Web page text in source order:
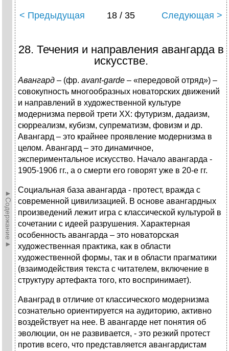
►Содержание►
< Предыдущая 18 / 35 Следующая >
28. Течения и направления авангарда в
искусстве.
Авангард – (фр. аvant-garde – «передовой отряд») –
совокупность многообразных новаторских движений
и направлений в художественной культуре
модернизма первой трети XX: футуризм, дадаизм,
сюрреализм, кубизм, супрематизм, фовизм и др.
Авангард – это крайнее проявление модернизма в
целом. Авангард – это динамичное,
экспериментальное искусство. Начало авангарда -
1905-1906 гг., а о смерти его говорят уже в 20-е гг.
Социальная база авангарда - протест, вражда с
современной цивилизацией. В основе авангардных
произведений лежит игра с классической культурой в
сочетании с идеей разрушения. Характерная
особенность авангарда – это новаторская
художественная практика, как в области
художественной формы, так и в области прагматики
(взаимодействия текста с читателем, включение в
структуру артефакта того, кто воспринимает).
Аванград в отличие от классического модернизма
сознательно ориентируется на аудиторию, активно
воздействует на нее. В авангарде нет понятия об
эволюции, он не развивается, - это резкий протест
против всего, что представляется авангардистам